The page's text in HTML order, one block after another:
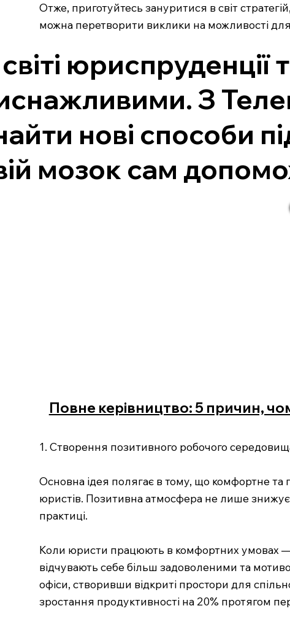
Отже, приготуйтесь зануритися в світ
можна перетворити виклики на можливості
З
нові способи
мозок сам
Повне керівництво: 5 причин,
1. Створення позитивного робочого
Основна ідея полягає в тому, що комфортне
юристів. Позитивна атмосфера не лише
практиці.
Коли юристи працюють в комфортних умовах
відчувають себе більш задоволеними та
офіси, створивши відкриті простори для
зростання продуктивності на 20% протягом